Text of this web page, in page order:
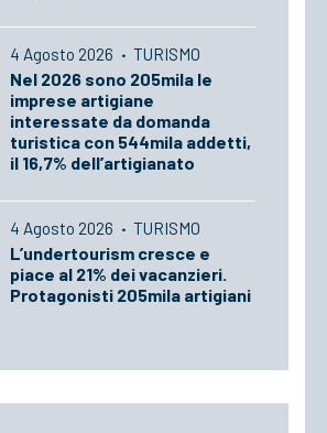
4 Agosto 2026 · TURISMO
Nel 2026 sono 205mila le
imprese artigiane
interessate da domanda
turistica con 544mila addetti,
il 16,7% dell’artigianato
4 Agosto 2026 · TURISMO
L’undertourism cresce e
piace al 21% dei vacanzieri.
Protagonisti 205mila artigiani